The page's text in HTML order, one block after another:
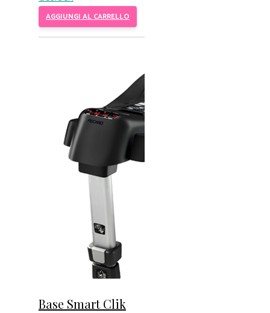
AGGIUNGI AL CARRELLO
Base Smart Clik